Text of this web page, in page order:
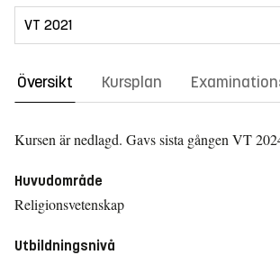
Översikt Kursplan
Kursen är nedlagd. Gavs sista gången VT
Huvudområde
Religionsvetenskap
Utbildningsnivå